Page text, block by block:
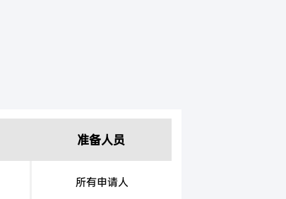
准备人员
所有申请人